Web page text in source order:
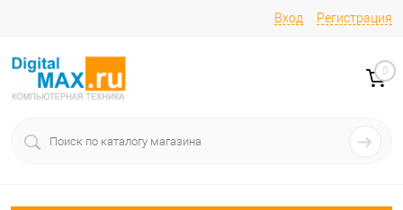
Вход Регистрация
0